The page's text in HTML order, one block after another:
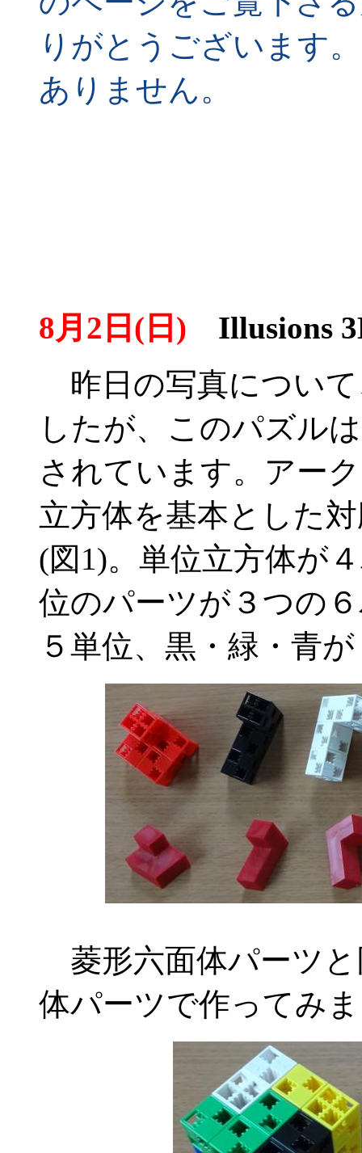
りがとうございます
ありません。
8月2日(日) Illusions
昨日の写真につい
したが、このパズル
されています。アー
立方体を基本とした
(図1)。単位立方体が
位のパーツが３つの
５単位、黒・緑・青
菱形六面体パーツ
体パーツで作ってみ